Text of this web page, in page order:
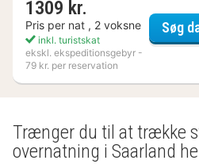
1309 kr.
Pris per nat , 2 voksne
inkl. turistskat
ekskl. ekspeditionsgebyr -
79 kr. per reservation
Søg
Trænger du til at trække
overnatning i Saarland